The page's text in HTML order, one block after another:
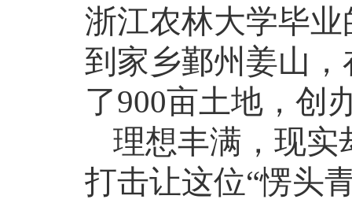
浙江农林大学毕
到家乡鄞州姜山
了900亩土地，创
理想丰满，现实
打击让这位“愣头